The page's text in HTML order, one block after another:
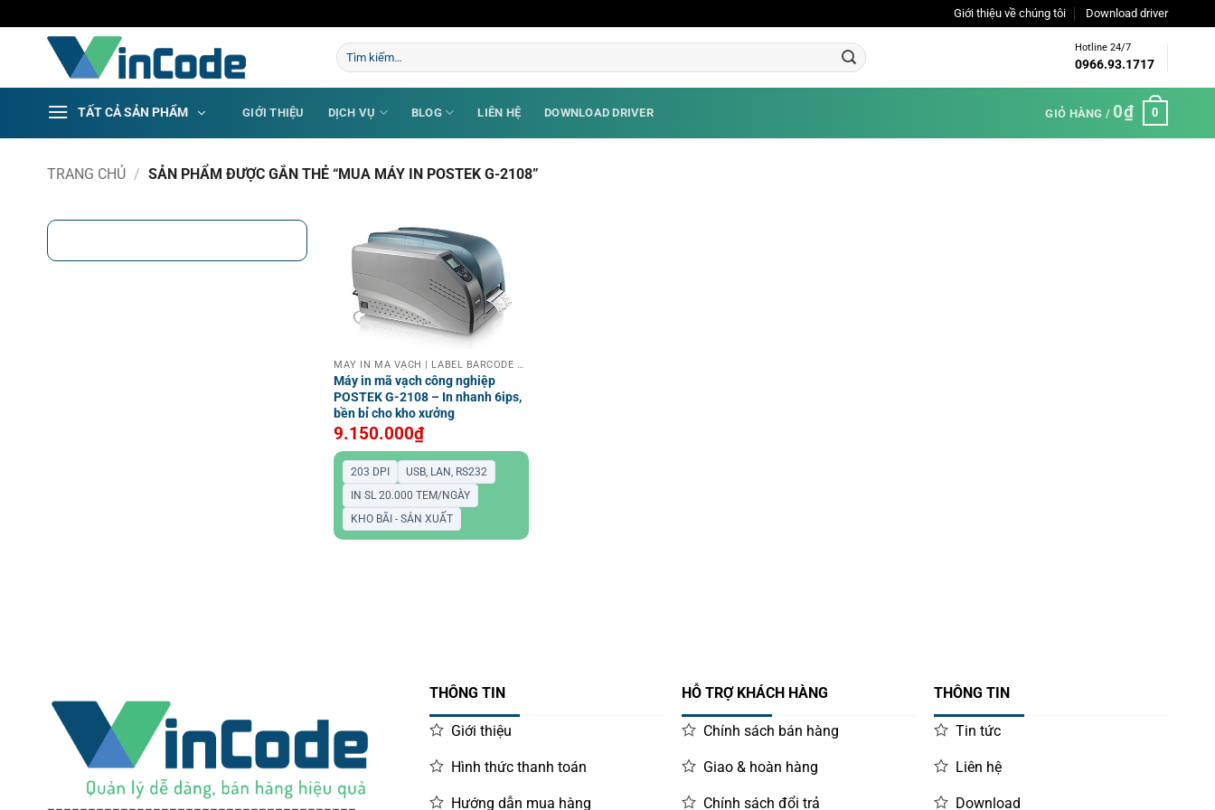
qua
Giới thiệu về chúng tôi Download driver
Tìm
kiếm:
Hotline 24/7
0966.93.1717
TẤT CẢ SẢN PHẨM GIỚI THIỆU DỊCH VỤ BLOG LIÊN HỆ DOWNLOAD DRIVER GIỎ HÀNG / 0₫ 0
TRANG CHỦ / SẢN PHẨM ĐƯỢC GẮN THẺ “MUA MÁY IN POSTEK G-2108”
MÁY IN MÃ VẠCH | LABEL BARCODE PRINTER
Máy in mã vạch công nghiệp
POSTEK G-2108 – In nhanh 6ips,
bền bỉ cho kho xưởng
9.150.000₫
203 DPI
USB, LAN, RS232
IN SL 20.000 TEM/NGÀY
KHO BÃI - SẢN XUẤT
THÔNG TIN
Giới thiệu
Hình thức thanh toán
Hướng dẫn mua hàng
HỖ TRỢ KHÁCH HÀNG
Chính sách bán hàng
Giao & hoàn hàng
Chính sách đổi trả
THÔNG TIN
Tin tức
Liên hệ
Download